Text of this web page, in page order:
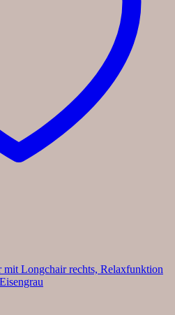
mit Longchair rechts, Relaxfunktion